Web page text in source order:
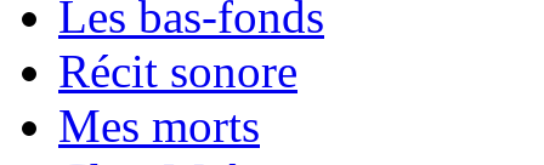
Les bas-fonds
Récit sonore
Mes morts